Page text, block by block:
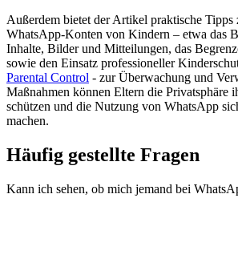
Außerdem bietet der Artikel praktische Tipps
WhatsApp-Konten von Kindern – etwa das
Inhalte, Bilder und Mitteilungen, das
sowie den Einsatz professioneller
Parental Control - zur Überwachung und
Maßnahmen können Eltern die Privatsphäre
schützen und die Nutzung von WhatsApp
machen.
Häufig gestellte Fragen
Kann ich sehen, ob mich jemand bei